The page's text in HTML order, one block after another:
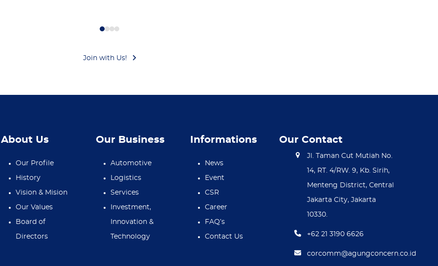
Join with Us!
About Us
Our Profile
History
Vision & Mision
Our Values
Board of
Directors
Our Business
Automotive
Logistics
Services
Investment,
Innovation &
Technology
Informations
News
Event
CSR
Career
FAQ’s
Contact Us
Our Contact
Jl. Taman Cut Mutiah No.
14, RT. 4/RW. 9, Kb. Sirih,
Menteng District, Central
Jakarta City, Jakarta
10330.
+62 21 3190 6626
corcomm@agungconcern.co.id